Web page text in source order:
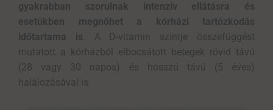
gyakrabban szorulnak intenzív ellátásra és
esetükben megnőhet a kórházi tartózkodás
időtartama is . A D-vitamin szintje összefüggést
mutatott a kórházból elbocsátott betegek rövid távú
(28 vagy 30 napos) és hosszú távú (5 éves)
halálozásával is.